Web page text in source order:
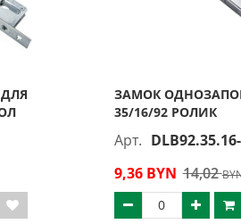
ДЛЯ
ЗАМОК
35/16/92 РОЛИК
Арт.
9,36 BYN 14,02